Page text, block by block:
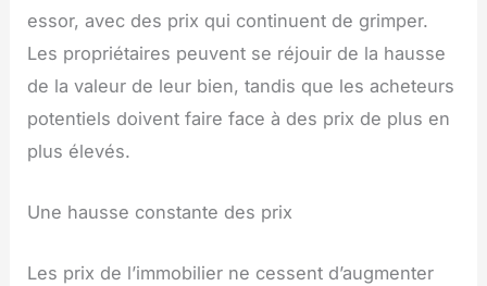
essor, avec des prix qui continuent de grimper.
Les propriétaires peuvent se réjouir de la hausse
de la valeur de leur bien, tandis que les acheteurs
potentiels doivent faire face à des prix de plus en
plus élevés.
Une hausse constante des prix
Les prix de l’immobilier ne cessent d’augmenter